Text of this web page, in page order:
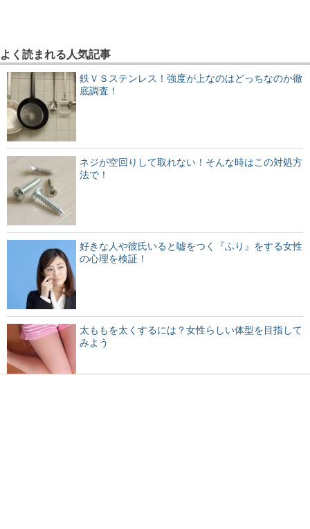
よく読まれる人気記事
鉄ＶＳステンレス！強度が上なのはどっちなのか徹
底調査！
ネジが空回りして取れない！そんな時はこの対処方
法で！
好きな人や彼氏いると嘘をつく『ふり』をする女性
の心理を検証！
太ももを太くするには？女性らしい体型を目指して
みよう